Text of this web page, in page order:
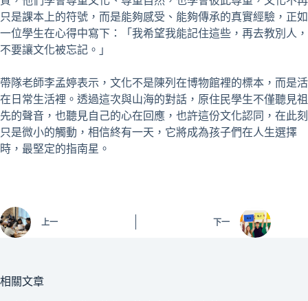
只是課本上的符號，而是能夠感受、能夠傳承的真實經驗，正如
一位學生在心得中寫下：「我希望我能記住這些，再去教別人，
不要讓文化被忘記。」
帶隊老師李孟婷表示，文化不是陳列在博物館裡的標本，而是活
在日常生活裡。透過這次與山海的對話，原住民學生不僅聽見祖
先的聲音，也聽見自己的心在回應，也許這份文化認同，在此刻
只是微小的觸動，相信終有一天，它將成為孩子們在人生選擇
時，最堅定的指南星。
上一 下一
相關文章